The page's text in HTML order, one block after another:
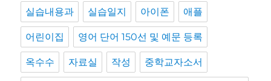
실습내용과 실습일지 아이폰 애플
어린이집 영어 단어 150선 및 예문 등록
옥수수 자료실 작성 중학교자소서